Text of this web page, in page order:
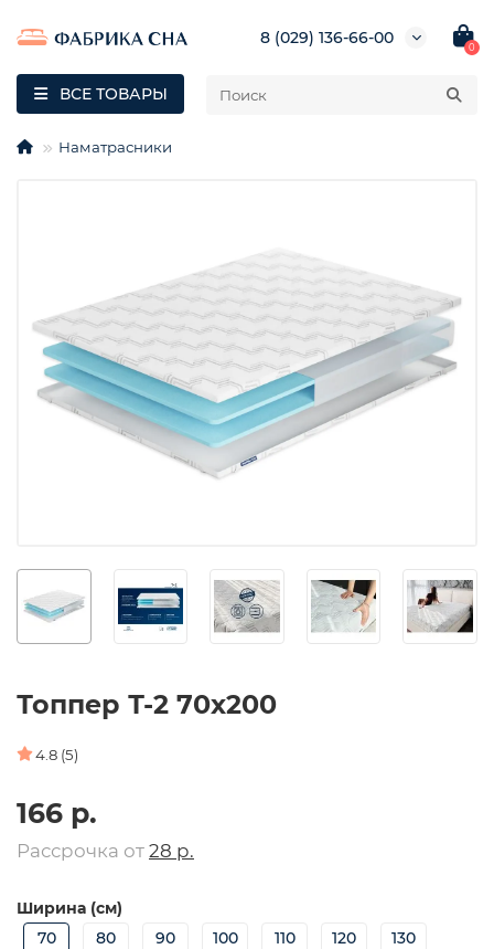
8 (029) 136-66-00
0
ВСЕ ТОВАРЫ
Наматрасники
Топпер Т-2 70х200
4.8 (5)
166 р.
Рассрочка от 28 р.
Ширина (см)
70
80 90 100 110 120
130